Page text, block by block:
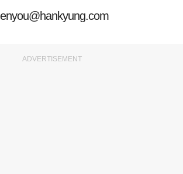
ADVERTISEMENT